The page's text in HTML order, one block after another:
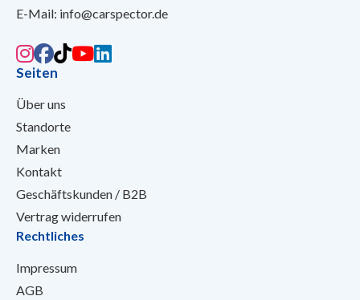
E-Mail: info@carspector.de
Seiten
Über uns
Standorte
Marken
Kontakt
Geschäftskunden / B2B
Vertrag widerrufen
Rechtliches
Impressum
AGB